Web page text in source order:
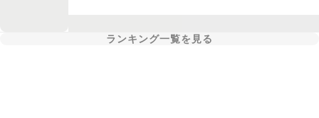
ランキング一覧を見る